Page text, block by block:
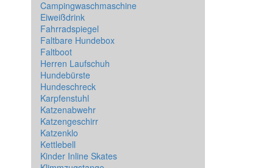
Campingwaschmaschine
Eiweißdrink
Fahrradspiegel
Faltbare Hundebox
Faltboot
Herren Laufschuh
Hundebürste
Hundeschreck
Karpfenstuhl
Katzenabwehr
Katzengeschirr
Katzenklo
Kettlebell
Kinder Inline Skates